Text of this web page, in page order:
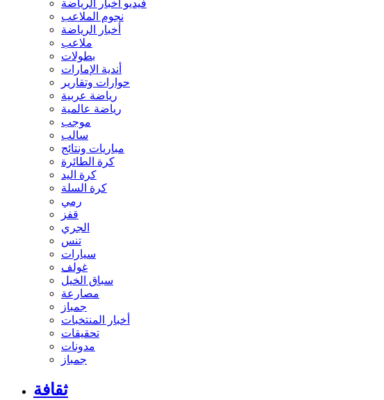
فيديو اخبار الرياضة
نجوم الملاعب
أخبار الرياضة
ملاعب
بطولات
أندية الإمارات
حوارات وتقارير
رياضة عربية
رياضة عالمية
موجب
سالب
مباريات ونتائج
كرة الطائرة
كرة اليد
كرة السلة
رمي
قفز
الجري
تنس
سيارات
غولف
سباق الخيل
مصارعة
جمباز
أخبار المنتخبات
تحقيقات
مدونات
جمباز
ثقافة